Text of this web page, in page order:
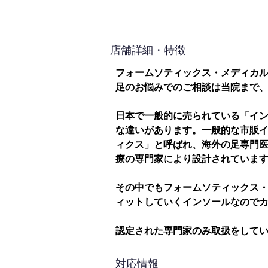
​店舗詳細・特徴
フォームソティックス・メディカ
足のお悩みでのご相談は当院まで
日本で一般的に売られている「イ
な違いがあります。一般的な市販
ィクス」と呼ばれ、海外の足専門
療の専門家により設計されていま
その中でもフォームソティックス
ィットしていくインソールなので
認定された専門家のみ取扱をして
対応情報